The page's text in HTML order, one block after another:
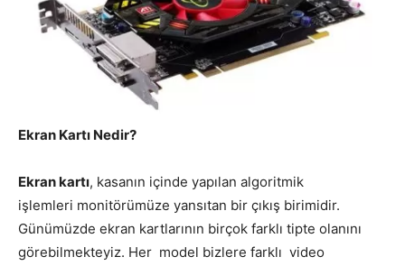
Ekran Kartı Nedir?
Ekran kartı, kasanın içinde yapılan algoritmik
işlemleri monitörümüze yansıtan bir çıkış birimidir.
Günümüzde ekran kartlarının birçok farklı tipte olanını
görebilmekteyiz. Her model bizlere farklı video